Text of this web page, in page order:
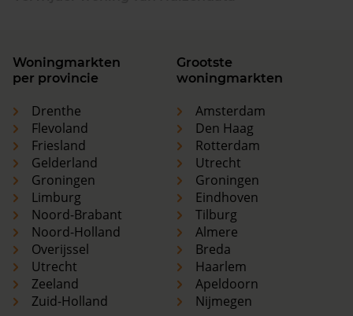
Woningmarkten
per provincie
Drenthe
Flevoland
Friesland
Gelderland
Groningen
Limburg
Noord-Brabant
Noord-Holland
Overijssel
Utrecht
Zeeland
Zuid-Holland
Grootste
woningmarkten
Amsterdam
Den Haag
Rotterdam
Utrecht
Groningen
Eindhoven
Tilburg
Almere
Breda
Haarlem
Apeldoorn
Nijmegen